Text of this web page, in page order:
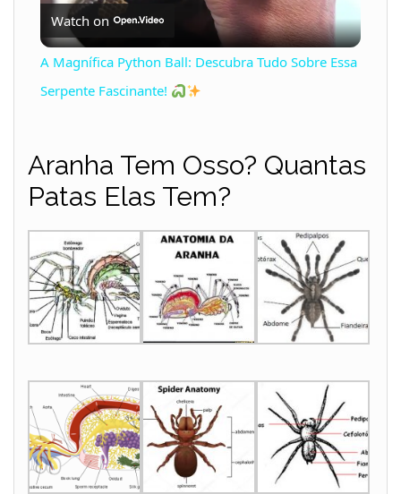
a
V
i
d
o
Watch on
A Magnífica Python Ball: Descubra Tudo Sobre Essa
Serpente Fascinante!
Aranha Tem Osso? Quantas
Patas Elas Tem?